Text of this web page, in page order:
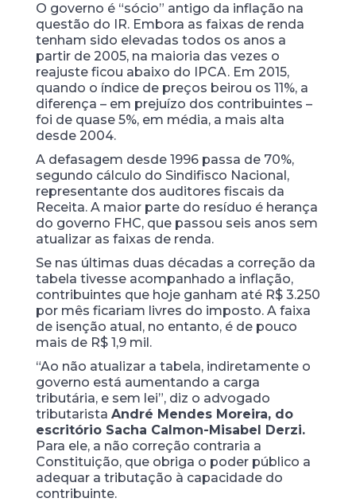
O governo é “sócio” antigo da inflação na
questão do IR. Embora as faixas de renda
tenham sido elevadas todos os anos a
partir de 2005, na maioria das vezes o
reajuste ficou abaixo do IPCA. Em 2015,
quando o índice de preços beirou os 11%, a
diferença – em prejuízo dos contribuintes –
foi de quase 5%, em média, a mais alta
desde 2004.
A defasagem desde 1996 passa de 70%,
segundo cálculo do Sindifisco Nacional,
representante dos auditores fiscais da
Receita. A maior parte do resíduo é herança
do governo FHC, que passou seis anos sem
atualizar as faixas de renda.
Se nas últimas duas décadas a correção da
tabela tivesse acompanhado a inflação,
contribuintes que hoje ganham até R$ 3.250
por mês ficariam livres do imposto. A faixa
de isenção atual, no entanto, é de pouco
mais de R$ 1,9 mil.
“Ao não atualizar a tabela, indiretamente o
governo está aumentando a carga
tributária, e sem lei”, diz o advogado
tributarista André Mendes Moreira, do
escritório Sacha Calmon-Misabel Derzi.
Para ele, a não correção contraria a
Constituição, que obriga o poder público a
adequar a tributação à capacidade do
contribuinte.